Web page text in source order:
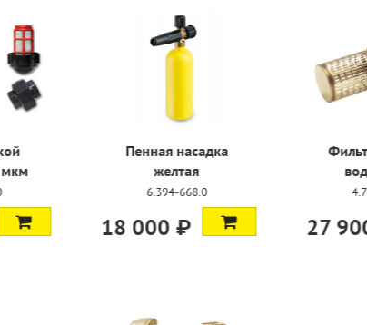
Фильтр тонкой
очистки, 125 мкм
4.730-102.0
6 900 ₽
Пенная
желтая
6.394-
18 000 ₽